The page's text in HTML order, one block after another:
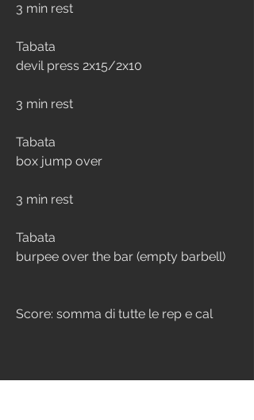
3 min rest
Tabata
devil press 2x15/2x10
3 min rest
Tabata
box jump over
3 min rest
Tabata
burpee over the bar (empty barbell)
Score: somma di tutte le rep e cal